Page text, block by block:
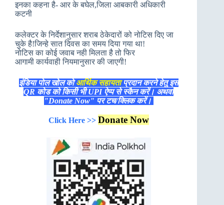
इनका कहना है- आर के बघेल,जिला आबकारी अधिकारी
कटनी
कलेक्टर के निर्देशानुसार शराब ठेकेदारों को नोटिस दिए जा
चुके है!जिन्हे सात दिवस का समय दिया गया था!
नोटिस का कोई जवाब नही मिलता है तो फिर
आगामी कार्यवाही नियमानुसार की जाएगी!
इंडिया पोल खोल कोआर्थिक सहायताप्रदान करने हेतु इस
QR कोड को किसी भी UPI ऐप्प से स्कैन करें। अथवा
"Donate Now" पर टच/क्लिक करें।
Click Here >> Donate Now